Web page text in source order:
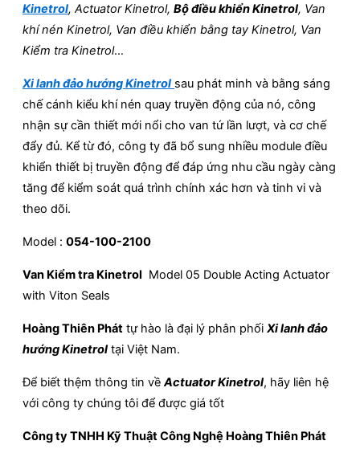
Kinetrol, Actuator Kinetrol, Bộ điều khiển Kinetrol, Van
khí nén Kinetrol, Van điều khiển bằng tay Kinetrol, Van
Kiểm tra Kinetrol…
Xi lanh đảo hướng Kinetrol sau phát minh và bằng sáng
chế cánh kiểu khí nén quay truyền động của nó, công
nhận sự cần thiết mới nổi cho van tứ lần lượt, và cơ chế
đẩy đủ. Kể từ đó, công ty đã bổ sung nhiều module điều
khiển thiết bị truyền động để đáp ứng nhu cầu ngày càng
tăng để kiểm soát quá trình chính xác hơn và tinh vi và
theo dõi.
Model : 054-100-2100
Van Kiểm tra Kinetrol Model 05 Double Acting Actuator
with Viton Seals
Hoàng Thiên Phát tự hào là đại lý phân phối Xi lanh đảo
hướng Kinetrol tại Việt Nam.
Để biết thệm thông tin vềActuator Kinetrol, hãy liên hệ
với công ty chúng tôi để được giá tốt
Công ty TNHH Kỹ Thuật Công Nghệ Hoàng Thiên Phát